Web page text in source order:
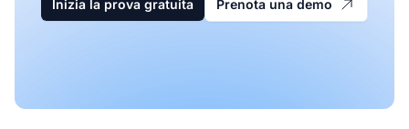
Inizia la prova gratuita Prenota una demo